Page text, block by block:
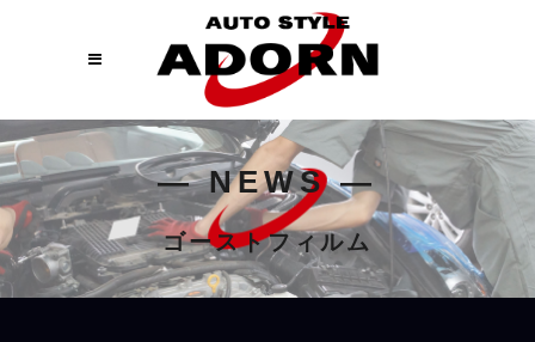
― NEWS ―
ゴーストフィルム